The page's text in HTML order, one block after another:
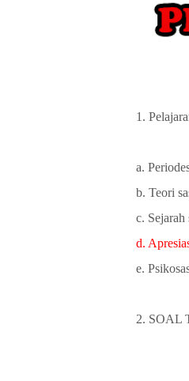
1.
a.
b. Teori
c. Sejarah
d.
e.
2. SOAL